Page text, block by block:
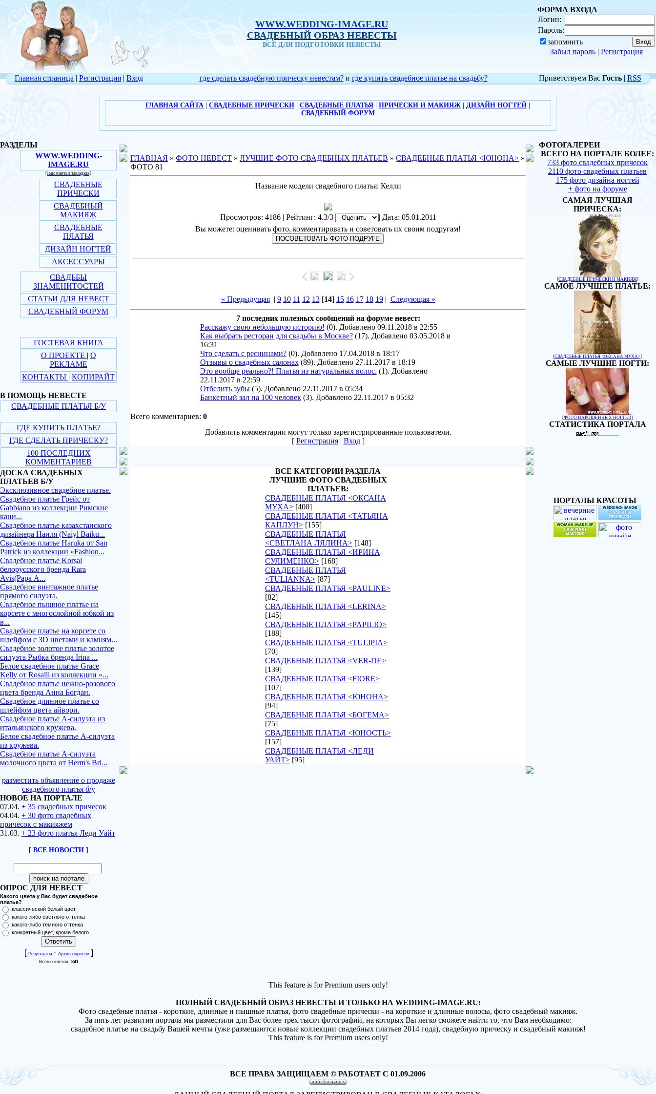
WWW.WEDDING-IMAGE.RU
СВАДЕБНЫЙ ОБРАЗ НЕВЕСТЫ
ВСЁ ДЛЯ ПОДГОТОВКИ НЕВЕСТЫ
ФОРМА ВХОДА
Логин:
Пароль:
запомнить
Забыл пароль | Регистрация
Главная страница | Регистрация | Вход где сделать свадебную прическу невестам?и где купить свадебное платье на свадьбу? Приветствуем Вас Гость | RSS
ГЛАВНАЯ САЙТА СВАДЕБНЫЕ ПРИЧЕСКИ СВАДЕБНЫЕ ПЛАТЬЯ ПРИЧЕСКИ И МАКИЯЖ ДИЗАЙН НОГТЕЙ
СВАДЕБНЫЙ ФОРУМ
РАЗДЕЛЫ
WWW.WEDDING-
IMAGE.RU
[запомнить в закладках]
СВАДЕБНЫЕ
ПРИЧЕСКИ
СВАДЕБНЫЙ
МАКИЯЖ
СВАДЕБНЫЕ
ПЛАТЬЯ
ДИЗАЙН НОГТЕЙ
АКСЕССУАРЫ
СВАДЬБЫ
ЗНАМЕНИТОСТЕЙ
СТАТЬИ ДЛЯ НЕВЕСТ
СВАДЕБНЫЙ ФОРУМ
ГОСТЕВАЯ КНИГА
О ПРОЕКТЕ | О
РЕКЛАМЕ
КОНТАКТЫ | КОПИРАЙТ
В ПОМОЩЬ НЕВЕСТЕ
СВАДЕБНЫЕ ПЛАТЬЯ Б/У
ГДЕ КУПИТЬ ПЛАТЬЕ?
ГДЕ СДЕЛАТЬ ПРИЧЕСКУ?
100 ПОСЛЕДНИХ
КОММЕНТАРИЕВ
ДОСКА СВАДЕБНЫХ
ПЛАТЬЕВ Б/У
Эксклюзивное свадебное платье.
Свадебное платье Грейс от
Gabbiano из коллекции Римские
кани...
Свадебное платье казахстанского
дизайнера Наиля (Naiyl Baiku...
Свадебное платье Haruka от San
Patrick из коллекции «Fashion...
Свадебное платье Korsal
белорусского бренда Rara
Avis(Рара А...
Свадебное винтажное платье
прямого силуэта.
Свадебное пышное платье на
корсете с многослойной юбкой из
в...
Свадебное платье на корсете со
шлейфом с 3D цветами и камням...
Свадебное золотое платье золотое
силуэта Рыбка бренда Irina ...
Белое свадебное платье Grace
Kelly от Rosalli из коллекции «...
Свадебное платье нежно-розового
цвета бренда Анна Богдан.
Свадебное длинное платье со
шлейфом цвета айвори.
Свадебное платье А-силуэта из
итальянского кружева.
Белое свадебное платье А-силуэта
из кружева.
Свадебное платье А-силуэта
молочного цвета от Herm's Bri...
разместить объявление о продаже
свадебного платья б/у
НОВОЕ НА ПОРТАЛЕ
07.04. + 35 свадебных причесок
04.04. + 30 фото свадебных
причесок с макияжем
31.03. + 23 фото платья Леди Уайт
[ ВСЕ НОВОСТИ ]
ОПРОС ДЛЯ НЕВЕСТ
Какого цвета у Вас будет свадебное
платье?
классический белый цвет
какого-либо светлого оттенка
какого-либо темного оттенка
конкретный цвет, кроме белого
[ Результаты· Архив опросов]
Всего ответов: 841
ГЛАВНАЯ » ФОТО НЕВЕСТ » ЛУЧШИЕ ФОТО СВАДЕБНЫХ ПЛАТЬЕВ » СВАДЕБНЫЕ ПЛАТЬЯ <ЮНОНА> »
ФОТО 81
Название модели свадебного платья: Келли
Просмотров: 4186 | Рейтинг: 4.3/3
| Дата: 05.01.2011
Вы можете: оценивать фото, комментировать и советовать их своим подругам!
« Предыдущая| 9 10 11 12 13[14] 15 16 17 18 19| Следующая »
7 последних полезных сообщений на форуме невест:
Расскажу свою небольшую историю! (0). Добавлено 09.11.2018 в 22:55
Как выбрать ресторан для свадьбы в Москве?(17). Добавлено 03.05.2018 в
16:31
Что сделать с ресницами?(0). Добавлено 17.04.2018 в 18:17
Отзывы о свадебных салонах(89). Добавлено 27.11.2017 в 18:19
Это вообще реально?! Платья из натуральных волос. (1). Добавлено
22.11.2017 в 22:59
Отбелить зубы(5). Добавлено 22.11.2017 в 05:34
Банкетный зал на 100 человек(3). Добавлено 22.11.2017 в 05:32
Всего комментариев: 0
Добавлять комментарии могут только зарегистрированные пользователи.
[ Регистрация| Вход]
ВСЕ КАТЕГОРИИ РАЗДЕЛА
ЛУЧШИЕ ФОТО СВАДЕБНЫХ
ПЛАТЬЕВ:
СВАДЕБНЫЕ ПЛАТЬЯ <ОКСАНА
МУХА> [400]
СВАДЕБНЫЕ ПЛАТЬЯ <ТАТЬЯНА
КАПЛУН> [155]
СВАДЕБНЫЕ ПЛАТЬЯ
<СВЕТЛАНА ЛЯЛИНА> [148]
СВАДЕБНЫЕ ПЛАТЬЯ <ИРИНА
СУЛИМЕНКО> [168]
СВАДЕБНЫЕ ПЛАТЬЯ
<TULIANNA> [87]
СВАДЕБНЫЕ ПЛАТЬЯ <PAULINE>
[82]
СВАДЕБНЫЕ ПЛАТЬЯ <LERINA>
[145]
СВАДЕБНЫЕ ПЛАТЬЯ <PAPILIO>
[188]
СВАДЕБНЫЕ ПЛАТЬЯ <TULIPIA>
[70]
СВАДЕБНЫЕ ПЛАТЬЯ <VER-DE>
[139]
СВАДЕБНЫЕ ПЛАТЬЯ <FIORE>
[107]
СВАДЕБНЫЕ ПЛАТЬЯ <ЮНОНА>
[94]
СВАДЕБНЫЕ ПЛАТЬЯ <БОГЕМА>
[75]
СВАДЕБНЫЕ ПЛАТЬЯ <ЮНОСТЬ>
[157]
СВАДЕБНЫЕ ПЛАТЬЯ <ЛЕДИ
УАЙТ> [95]
ФОТОГАЛЕРЕИ
ВСЕГО НА ПОРТАЛЕ БОЛЕЕ:
733 фото свадебных причесок
2110 фото свадебных платьев
175 фото дизайна ногтей
+ фото на форуме
САМАЯ ЛУЧШАЯ
ПРИЧЕСКА:
[СВАДЕБНЫЕ ПРИЧЕСКИ И МАКИЯЖ]
САМОЕ ЛУЧШЕЕ ПЛАТЬЕ:
[СВАДЕБНЫЕ ПЛАТЬЯ <ОКСАНА МУХА>]
САМЫЕ ЛУЧШИЕ НОГТИ:
[ФОТО НАРОЩЕННЫХ НОГТЕЙ]
СТАТИСТИКА ПОРТАЛА
ПОРТАЛЫ КРАСОТЫ
This feature is for Premium users only!
ПОЛНЫЙ СВАДЕБНЫЙ ОБРАЗ НЕВЕСТЫ И ТОЛЬКО НА WEDDING-IMAGE.RU:
Фото свадебные платья - короткие, длинные и пышные платья, фото свадебные прически - на короткие и длинные волосы, фото свадебный макияж.
За пять лет развития портала мы разместили для Вас более трех тысяч фотографий, на которых Вы легко сможете найти то, что Вам необходимо:
свадебное платье на свадьбу Вашей мечты (уже размещаются новые коллекции свадебных платьев 2014 года), свадебную прическу и свадебный макияж!
This feature is for Premium users only!
ВСЕ ПРАВА ЗАЩИЩАЕМ © РАБОТАЕТ С 01.09.2006